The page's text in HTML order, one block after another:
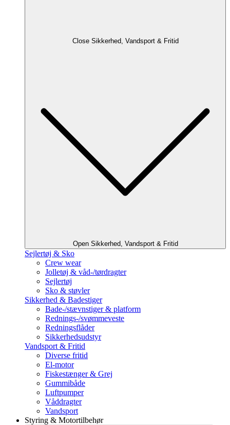
Close Sikkerhed, Vandsport & Fritid
Open Sikkerhed, Vandsport & Fritid
Sejlertøj & Sko
Crew wear
Jolletøj & våd-/tørdragter
Sejlertøj
Sko & støvler
Sikkerhed & Badestiger
Bade-/stævnstiger & platform
Rednings-/svømmeveste
Redningsflåder
Sikkerhedsudstyr
Vandsport & Fritid
Diverse fritid
El-motor
Fiskestænger & Grej
Gummibåde
Luftpumper
Våddragter
Vandsport
Styring & Motortilbehør